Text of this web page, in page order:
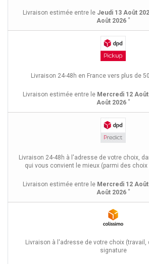
Livraison estimée entre le Jeudi 13 Août
Août 2026 *
Livraison 24-48h en France vers plus de
Livraison estimée entre le Mercredi 12 Août
Août 2026 *
Livraison 24-48h à l'adresse de votre choix,
qui vous convient le mieux (parmi des choix
Livraison estimée entre le Mercredi 12 Août
Août 2026 *
Livraison à l'adresse de votre choix (travail,
signature